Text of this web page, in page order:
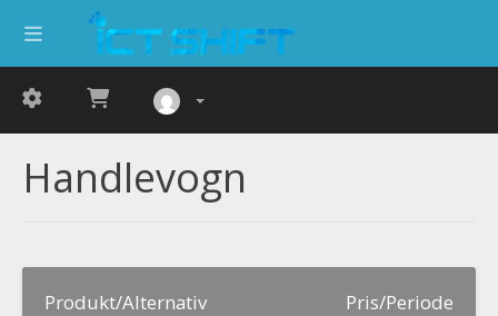
Handlevogn
Produkt/Alternativ Pris/Periode